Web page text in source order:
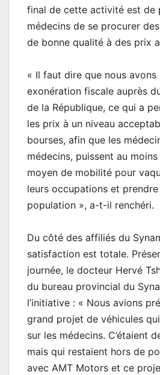
final de cette activité est de
médecins de se procurer
de bonne qualité à des prix
« Il faut dire que nous avons
exonération fiscale auprès
de la République, ce qui a
les prix à un niveau
bourses, afin que les
médecins, puissent au moins
moyen de mobilité pour
leurs occupations et
population », a-t-il renchéri.
Du côté des affiliés du
satisfaction est totale.
journée, le docteur Hervé
du bureau provincial du
l’initiative : « Nous avions
grand projet de véhicules
sur les médecins. C’étaient
mais qui restaient hors de
avec AMT Motors et ce